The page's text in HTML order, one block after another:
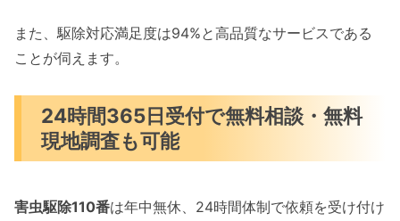
また、駆除対応満足度は94%と高品質なサービスである
ことが伺えます。
24時間365日受付で無料相談・無料
現地調査も可能
害虫駆除110番は年中無休、24時間体制で依頼を受け付け